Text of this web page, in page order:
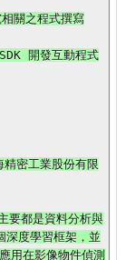
關之程式撰寫
開發互動程式
密工業股份有限
要都是資料分析與
度學習框架，並
用在影像物件偵測